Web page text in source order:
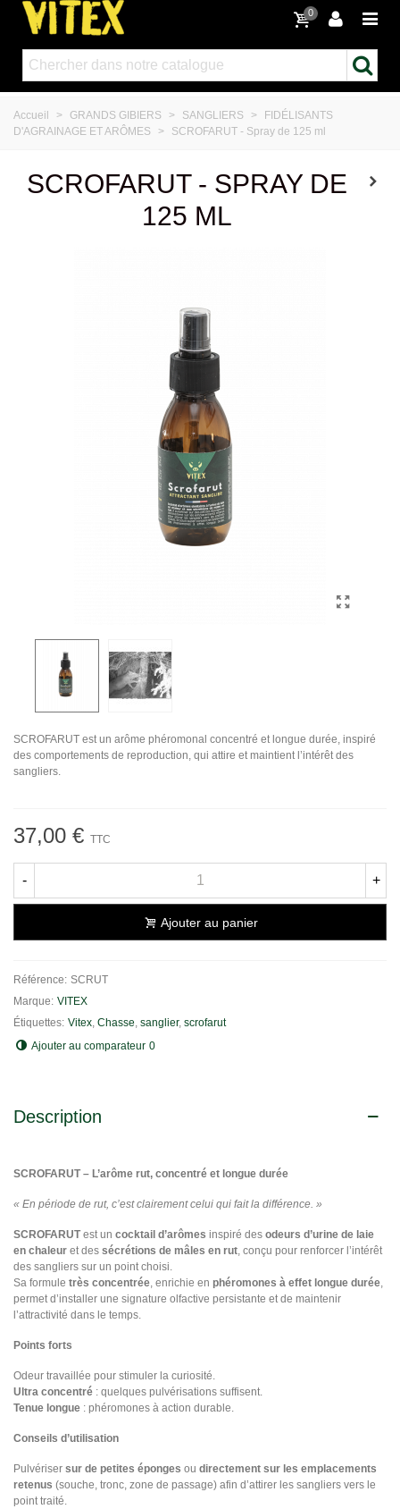
0
Accueil > GRANDS GIBIERS > SANGLIERS >
FIDÉLISANTS
D'AGRAINAGE ET ARÔMES
> SCROFARUT - Spray de 125 ml
SCROFARUT - SPRAY DE
125 ML
SCROFARUT est un arôme phéromonal concentré et longue durée, inspiré
des comportements de reproduction, qui attire et maintient l’intérêt des
sangliers.
37,00 € TTC
- +
Ajouter au panier
Référence: SCRUT
Marque: VITEX
Étiquettes: Vitex, Chasse, sanglier, scrofarut
Ajouter au comparateur 0
Description
SCROFARUT – L’arôme rut, concentré et longue durée
« En période de rut, c’est clairement celui qui fait la différence. »
SCROFARUTest un cocktail d’arômes inspiré des odeurs d’urine de laie
en chaleur et des sécrétions de mâles en rut, conçu pour renforcer l’intérêt
des sangliers sur un point choisi.
Sa formule très concentrée, enrichie en phéromones à effet longue durée,
permet d’installer une signature olfactive persistante et de maintenir
l’attractivité dans le temps.
Points forts
Odeur travaillée pour stimuler la curiosité.
Ultra concentré : quelques pulvérisations suffisent.
Tenue longue : phéromones à action durable.
Conseils d’utilisation
Pulvériser sur de petites éponges ou directement sur les emplacements
retenus (souche, tronc, zone de passage) afin d’attirer les sangliers vers le
point traité.